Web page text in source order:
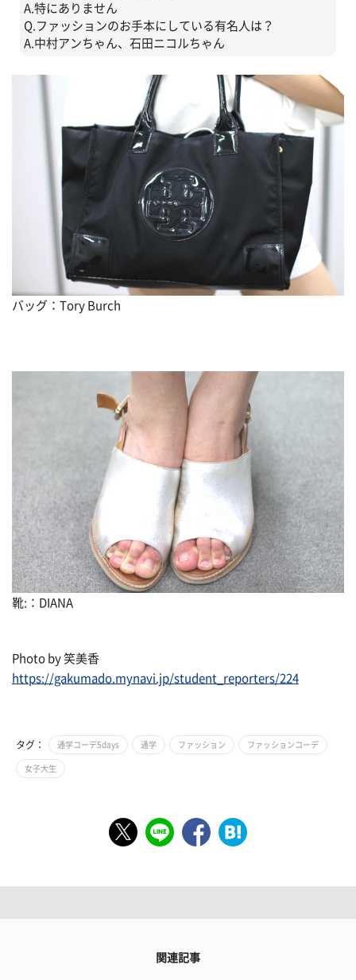
A.特にありません
Q.ファッションのお手本にしている有名人は？
A.中村アンちゃん、石田ニコルちゃん
バッグ：Tory Burch
靴:：DIANA
Photo by 笑美香
https://gakumado.mynavi.jp/student_reporters/224
タグ： 通学コーデ5days 通学 ファッション ファッションコーデ
女子大生
関連記事